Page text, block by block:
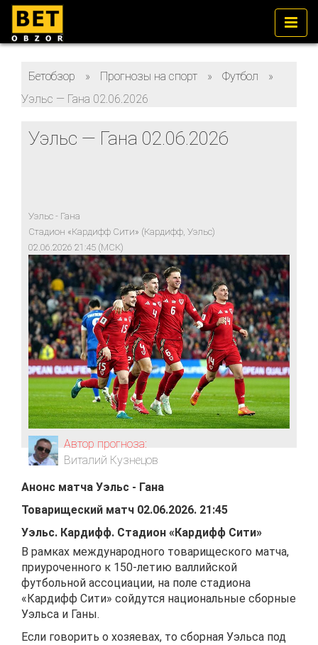
Бетобзор » Прогнозы на спорт » Футбол
»
Уэльс — Гана 02.06.2026
Уэльс — Гана 02.06.2026
Уэльс - Гана
Стадион «Кардифф Сити» (Кардифф, Уэльс)
02.06.2026 21:45 (МСК)
Автор прогноза:
Виталий Кузнецов
В рамках международного товарищеского матча,
приуроченного к 150-летию валлийской
футбольной ассоциации, на поле стадиона
«Кардифф Сити» сойдутся национальные сборные
Уэльса и Ганы.
Если говорить о хозяевах, то сборная Уэльса под
Анонс матча Уэльс - Гана
Товарищеский матч 02.06.2026. 21:45
Уэльс. Кардифф. Стадион «Кардифф Сити»